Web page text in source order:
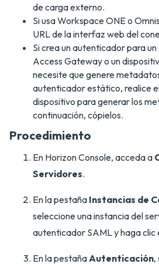
de carga externo.
Si usa Workspace ONE o
URL de la interfaz web del
Si crea un autenticador para
Access Gateway o un
necesite que genere
autenticador estático, realice
dispositivo para generar los
continuación, cópielos.
Procedimiento
En Horizon Console, acceda a
Servidores.
En la pestaña Instancias de
seleccione una instancia del
autenticador SAML y haga clic
En la pestañaAutenticación,